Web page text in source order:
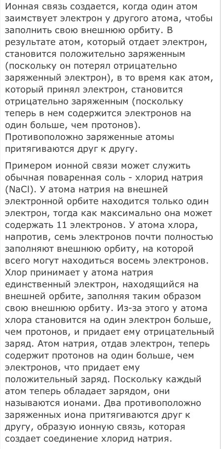
Ионная связь создается, когда один атом
заимствует электрон у другого атома, чтобы
заполнить свою внешнюю орбиту. В
результате атом, который отдает электрон,
становится положительно заряженным
(поскольку он потерял отрицательно
заряженный электрон), в то время как атом,
который принял электрон, становится
отрицательно заряженным (поскольку
теперь в нем содержится электронов на
один больше, чем протонов).
Противоположно заряженные атомы
притягиваются друг к другу.
Примером ионной связи может служить
обычная поваренная соль - хлорид натрия
(NaCl). У атома натрия на внешней
электронной орбите находится только один
электрон, тогда как максимально она может
содержать 11 электронов. У атома хлора,
напротив, семь электронов почти полностью
заполняют внешнюю орбиту, на которой
всего могут находиться восемь электронов.
Хлор принимает у атома натрия
единственный электрон, находящийся на
внешней орбите, заполняя таким образом
свою внешнюю орбиту. Из-за этого у атома
хлора становится на один электрон больше,
чем протонов, и придает ему отрицательный
заряд. Атом натрия, отдав электрон, теперь
содержит протонов на один больше, чем
электронов, что придает ему
положительный заряд. Поскольку каждый
атом теперь обладает зарядом, они
называются ионами. Два противоположно
заряженных иона притягиваются друг к
другу, образую ионную связь, которая
создает соединение хлорид натрия.